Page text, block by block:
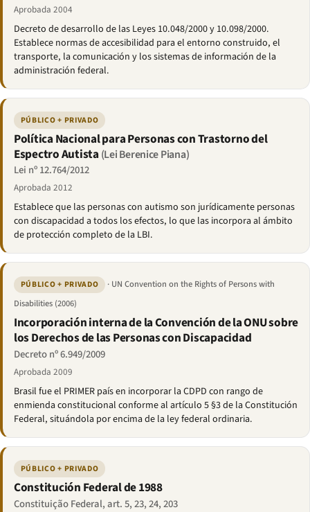
Aprobada 2004
Decreto de desarrollo de las Leyes 10.048/2000 y 10.098/2000.
Establece normas de accesibilidad para el entorno construido, el
transporte, la comunicación y los sistemas de información de la
administración federal.
PÚBLICO + PRIVADO
Política Nacional para Personas con Trastorno del
Espectro Autista (Lei Berenice Piana)
Lei nº 12.764/2012
Aprobada 2012
Establece que las personas con autismo son jurídicamente personas
con discapacidad a todos los efectos, lo que las incorpora al ámbito
de protección completo de la LBI.
PÚBLICO + PRIVADO
· UN Convention on the Rights of Persons with
Disabilities (2006)
Incorporación interna de la Convención de la ONU sobre
los Derechos de las Personas con Discapacidad
Decreto nº 6.949/2009
Aprobada 2009
Brasil fue el PRIMER país en incorporar la CDPD con rango de
enmienda constitucional conforme al artículo 5 §3 de la Constitución
Federal, situándola por encima de la ley federal ordinaria.
PÚBLICO + PRIVADO
Constitución Federal de 1988
Constituição Federal, art. 5, 23, 24, 203